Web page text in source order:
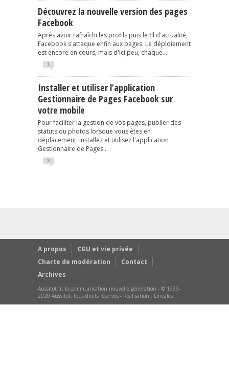
Découvrez la nouvelle version des pages
Facebook
Après avoir rafraîchi les profils puis le fil d'actualité,
Facebook s'attaque enfin aux pages. Le déploiement
est encore en cours, mais d'ici peu, chaque...
1
Installer et utiliser l’application
Gestionnaire de Pages Facebook sur
votre mobile
Pour faciliter la gestion de vos pages, publier des
statuts ou photos lorsque vous êtes en
déplacement, installez et utilisez l'application
Gestionnaire de Pages...
3
A propos
CGU et vie privée
Charte de modération
Contact
Archives
Aussitot.fr, la communication nouvelle génération - © 1999-
2020 Aussitot, tous droits réservés - Réalisation : Linéales